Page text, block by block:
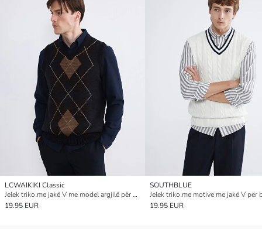
LCWAIKIKI Classic
Jelek triko me jakë V me model argjilë për burra
19.95 EUR
SOUTHBLUE
Jelek triko me motive me jakë V për
19.95 EUR